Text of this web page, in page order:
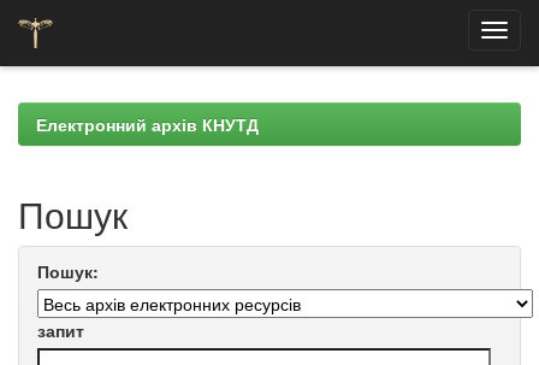
navigationЕлектронний архів КНУТД
Пошук
Пошук:
запит